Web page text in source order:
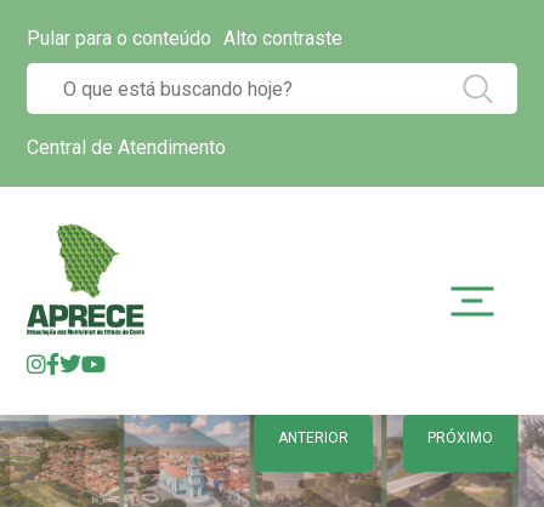
Pular para o conteúdo Alto contraste
Central de Atendimento
ANTERIOR PRÓXIMO